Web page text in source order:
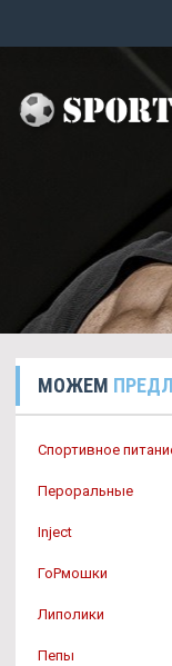
МОЖЕМ
Спортивное
Пероральные
Inject
ГоРмошки
Липолики
Пепы